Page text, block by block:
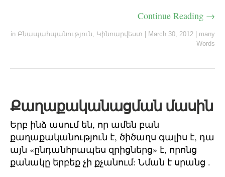
Continue Reading →
in Բնապահպանություն, Կինոարվեստ March 30, 2012
many
Words
Քաղաքականացման մասին
Երբ ինձ ասում են, որ ամեն բան
քաղաքականություն է, ծիծաղս գալիս է, դա
այն «ընդանհրապես զրիցներց» է, որոնց
քանակը երբեք չի քչանում: Նման է սրանց .